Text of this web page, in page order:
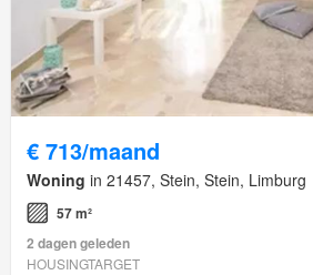
€ 713/maand
Woning in 21457, Stein, Stein, Limburg
57 m²
2 dagen geleden
HOUSINGTARGET